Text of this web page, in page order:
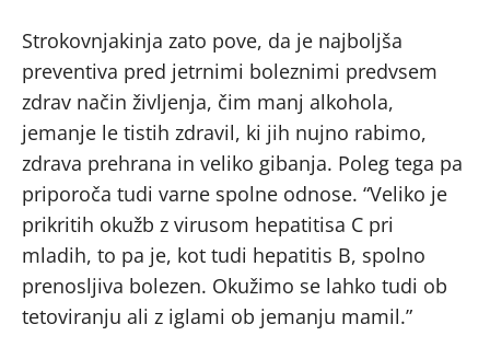
Strokovnjakinja zato pove, da je najboljša
preventiva pred jetrnimi boleznimi predvsem
zdrav način življenja, čim manj alkohola,
jemanje le tistih zdravil, ki jih nujno rabimo,
zdrava prehrana in veliko gibanja. Poleg tega pa
priporoča tudi varne spolne odnose. “Veliko je
prikritih okužb z virusom hepatitisa C pri
mladih, to pa je, kot tudi hepatitis B, spolno
prenosljiva bolezen. Okužimo se lahko tudi ob
tetoviranju ali z iglami ob jemanju mamil.”